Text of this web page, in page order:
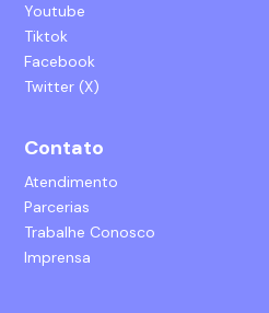
Youtube
Tiktok
Facebook
Twitter (X)
Contato
Atendimento
Parcerias
Trabalhe Conosco
Imprensa